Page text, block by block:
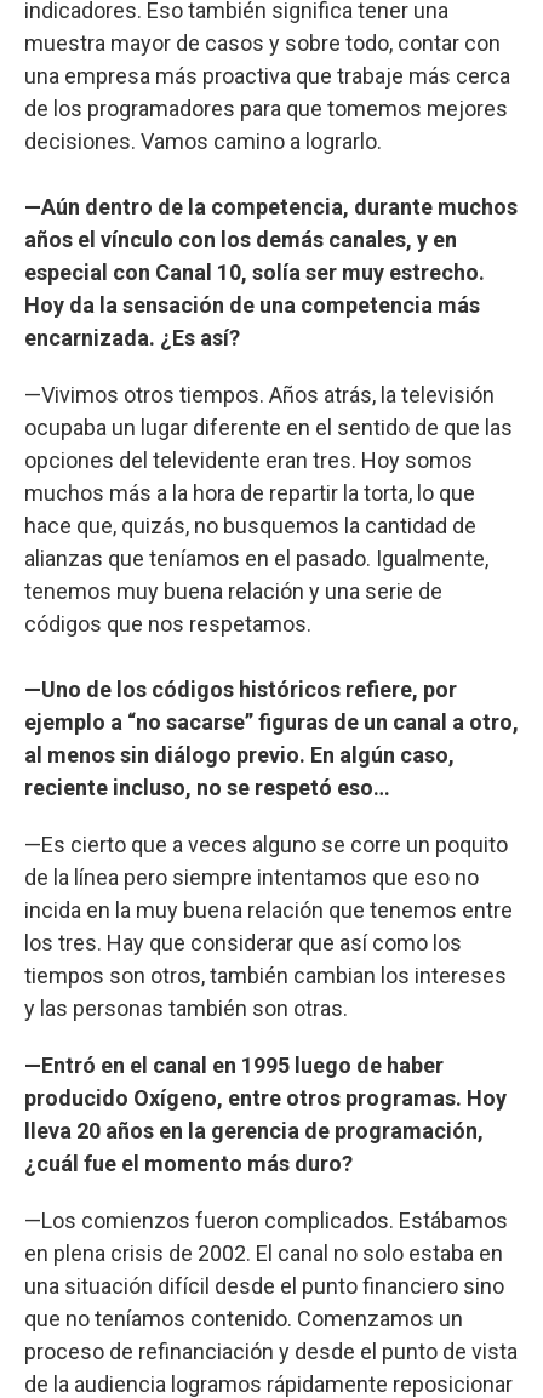
indicadores. Eso también significa tener una
muestra mayor de casos y sobre todo, contar con
una empresa más proactiva que trabaje más cerca
de los programadores para que tomemos mejores
decisiones. Vamos camino a lograrlo.
—Aún dentro de la competencia, durante muchos
años el vínculo con los demás canales, y en
especial con Canal 10, solía ser muy estrecho.
Hoy da la sensación de una competencia más
encarnizada. ¿Es así?
—Vivimos otros tiempos. Años atrás, la televisión
ocupaba un lugar diferente en el sentido de que las
opciones del televidente eran tres. Hoy somos
muchos más a la hora de repartir la torta, lo que
hace que, quizás, no busquemos la cantidad de
alianzas que teníamos en el pasado. Igualmente,
tenemos muy buena relación y una serie de
códigos que nos respetamos.
—Uno de los códigos históricos refiere, por
ejemplo a “no sacarse” figuras de un canal a otro,
al menos sin diálogo previo. En algún caso,
reciente incluso, no se respetó eso…
—Es cierto que a veces alguno se corre un poquito
de la línea pero siempre intentamos que eso no
incida en la muy buena relación que tenemos entre
los tres. Hay que considerar que así como los
tiempos son otros, también cambian los intereses
y las personas también son otras.
—Entró en el canal en 1995 luego de haber
producido Oxígeno, entre otros programas. Hoy
lleva 20 años en la gerencia de programación,
¿cuál fue el momento más duro?
—Los comienzos fueron complicados. Estábamos
en plena crisis de 2002. El canal no solo estaba en
una situación difícil desde el punto financiero sino
que no teníamos contenido. Comenzamos un
proceso de refinanciación y desde el punto de vista
de la audiencia logramos rápidamente reposicionar